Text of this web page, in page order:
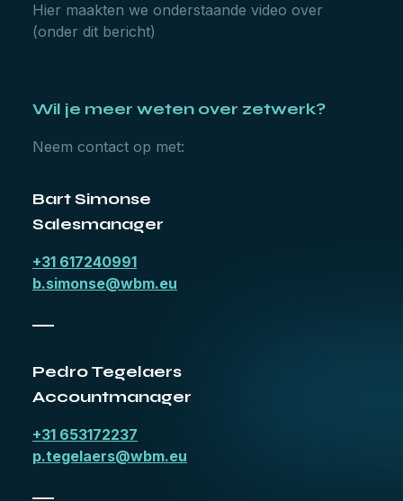
Hier maakten we onderstaande video over
(onder dit bericht)
Wil je meer weten over zetwerk?
Neem contact op met:
Bart Simonse
Salesmanager
+31 617240991
b.simonse@wbm.eu
Pedro Tegelaers
Accountmanager
+31 653172237
p.tegelaers@wbm.eu